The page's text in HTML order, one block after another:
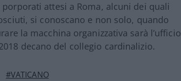
attesi a Roma, alcuni dei quali
si conoscano e non solo, quando
la macchina organizzativa sarà l’ufficio
decano del collegio cardinalizio.
#VATICANO